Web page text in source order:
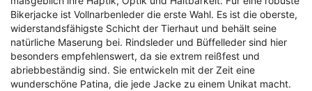
Bikerjacke ist Vollnarbenleder die erste Wahl. Es ist die oberste,
widerstandsfähigste Schicht der Tierhaut und behält seine
natürliche Maserung bei. Rindsleder und Büffelleder sind hier
besonders empfehlenswert, da sie extrem reißfest und
abriebbeständig sind. Sie entwickeln mit der Zeit eine
wunderschöne Patina, die jede Jacke zu einem Unikat macht.